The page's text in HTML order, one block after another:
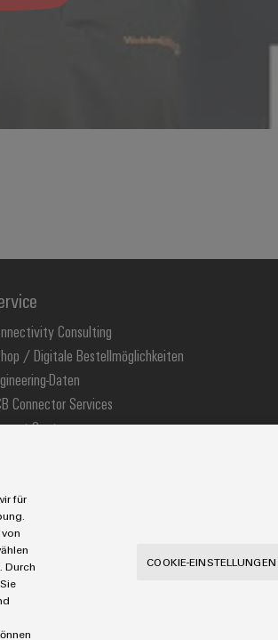
Consulting
/ Digitale Bestellmöglichkeiten
Daten
Connector Services
Center
Einstellungen
14-28116
für
Durch
COOKIE-EINSTELLUNGEN